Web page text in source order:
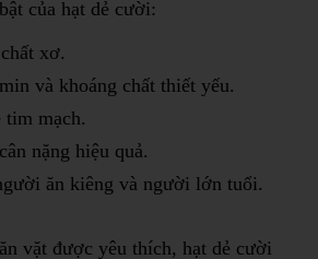
của hạt dẻ cười:
xơ.
và khoáng chất thiết yếu.
tim mạch.
nặng hiệu quả.
ăn kiêng và người lớn tuổi.
vặt được yêu thích, hạt dẻ cười